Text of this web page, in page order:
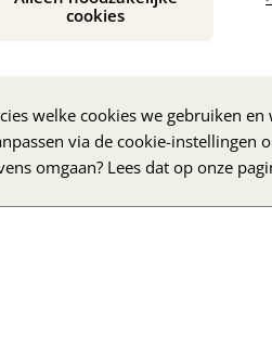
cookies
welke cookies we gebruiken en
via de cookie-instellingen
omgaan? Lees dat op onze